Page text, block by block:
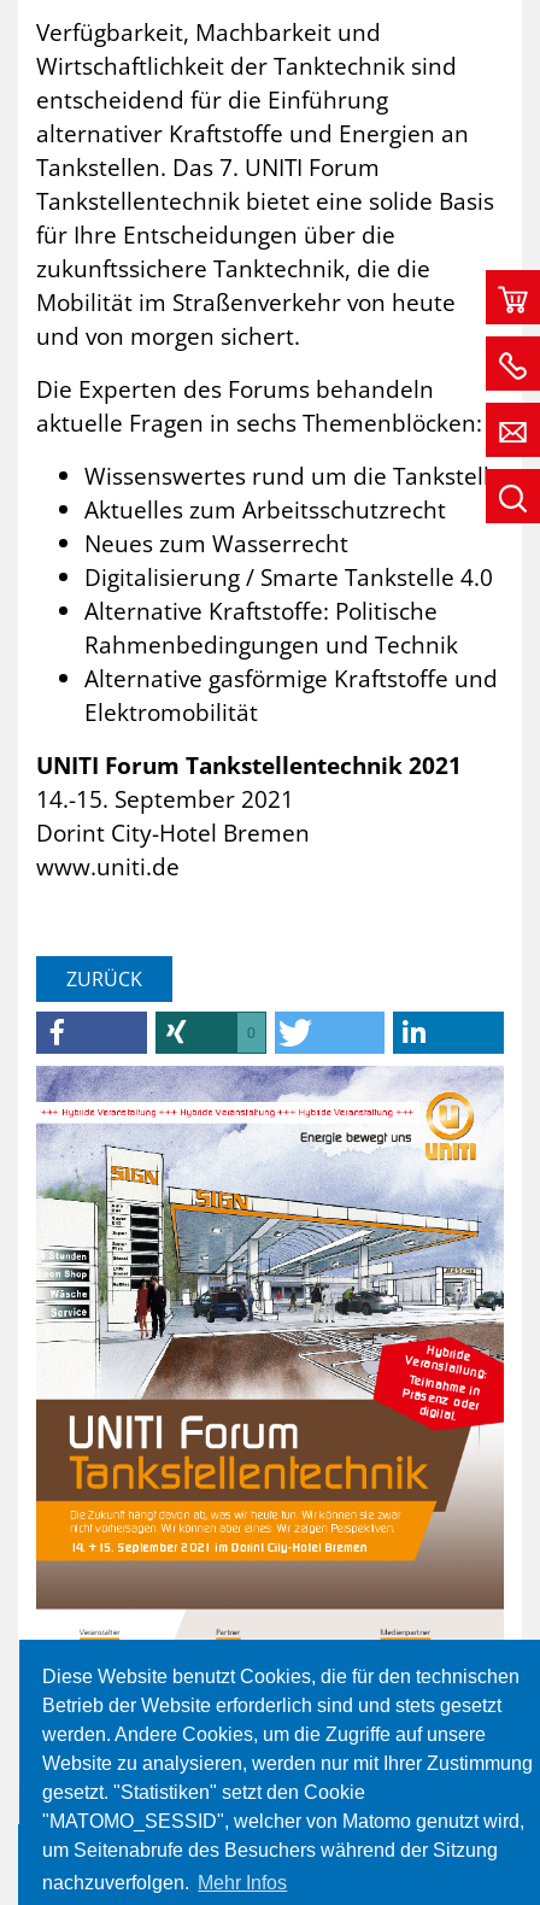
Diese Website benutzt Cookies, die für den technischen
Betrieb der Website erforderlich sind und stets gesetzt
werden. Andere Cookies, um die Zugriffe auf unsere
Website zu analysieren, werden nur mit Ihrer Zustimmung
gesetzt. "Statistiken" setzt den Cookie
"MATOMO_SESSID", welcher von Matomo genutzt wird,
um Seitenabrufe des Besuchers während der Sitzung
nachzuverfolgen. Mehr Infos
Verfügbarkeit, Machbarkeit und
Wirtschaftlichkeit der Tanktechnik sind
entscheidend für die Einführung
alternativer Kraftstoffe und Energien an
Tankstellen. Das 7. UNITI Forum
Tankstellentechnik bietet eine solide Basis
für Ihre Entscheidungen über die
zukunftssichere Tanktechnik, die die
Mobilität im Straßenverkehr von heute
und von morgen sichert.
Die Experten des Forums behandeln
aktuelle Fragen in sechs Themenblöcken:
Wissenswertes rund um die Tankstelle
Aktuelles zum Arbeitsschutzrecht
Neues zum Wasserrecht
Digitalisierung / Smarte Tankstelle 4.0
Alternative Kraftstoffe: Politische
Rahmenbedingungen und Technik
Alternative gasförmige Kraftstoffe und
Elektromobilität
UNITI Forum Tankstellentechnik 2021
14.-15. September 2021
Dorint City-Hotel Bremen
www.uniti.de
ZURÜCK
0